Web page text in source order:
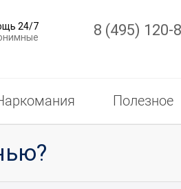
24/7
8 (495) 120-
Полезное